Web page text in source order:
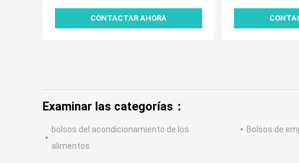
CONTACTAR AHORA
Examinar las categorías：
bolsos del acondicionamiento de los
alimentos
Bolsos de